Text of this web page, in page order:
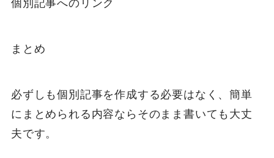
個別記事へのリンク
まとめ
必ずしも個別記事を作成する必要はなく、簡単
にまとめられる内容ならそのまま書いても大丈
夫です。